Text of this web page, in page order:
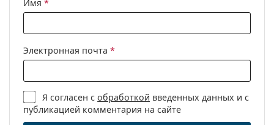
Имя *
Электронная почта *
Я согласен собработкой введенных данных и с
публикацией комментария на сайте